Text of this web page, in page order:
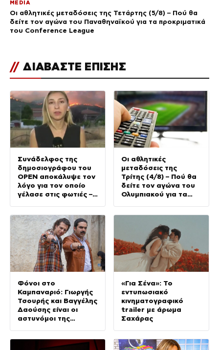
MEDIA
Οι αθλητικές μεταδόσεις της Τετάρτης (5/8) – Πού θα
δείτε τον αγώνα του Παναθηναϊκού για τα προκριματικά
του Conference League
// ΔΙΑΒΑΣΤΕ ΕΠΙΣΗΣ
Συνάδελφος της
δημοσιογράφου του
OPEN αποκάλυψε τον
λόγο για τον οποίο
γέλασε στις φωτιές –
Οι αθλητικές
μεταδόσεις της
Τρίτης (4/8) – Πού θα
δείτε τον αγώνα του
Ολυμπιακού για τα
Φόνοι στο
Καμπαναριό: Γιωργής
Τσουρής και Βαγγέλης
Δαούσης είναι οι
αστυνόμοι της
«Για Σένα»: Το
εντυπωσιακό
κινηματογραφικό
trailer με άρωμα
Σαχάρας